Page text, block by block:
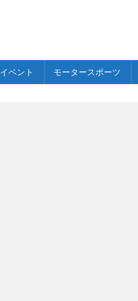
イベント モータースポーツ